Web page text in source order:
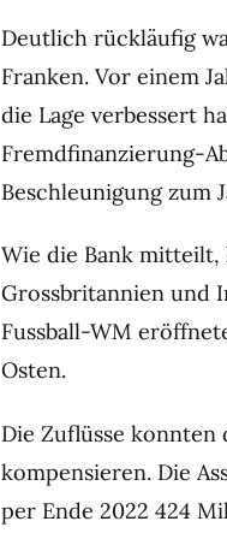
Deutlich rückläufig
Franken. Vor einem
die Lage verbessert
Fremdfinanzierung-
Beschleunigung zum
Wie die Bank mitteilt,
Grossbritannien und
Fussball-WM
Osten.
Die Zuflüsse
kompensieren. Die
per Ende 2022 424